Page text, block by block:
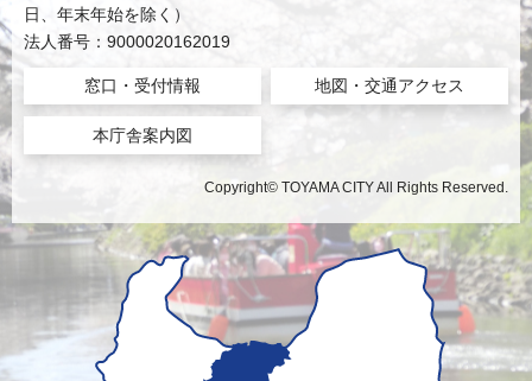
日、年末年始を除く）
法人番号：9000020162019
窓口・受付情報 地図・交通アクセス
本庁舎案内図
Copyright© TOYAMA CITY All Rights Reserved.